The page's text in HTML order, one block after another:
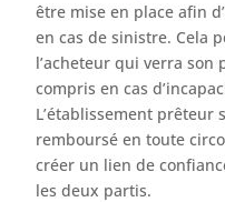
être mise en place afin
en cas de sinistre. Cela
l’acheteur qui verra
compris en cas
L’établissement prêteur
remboursé en toute
créer un lien de
les deux partis.